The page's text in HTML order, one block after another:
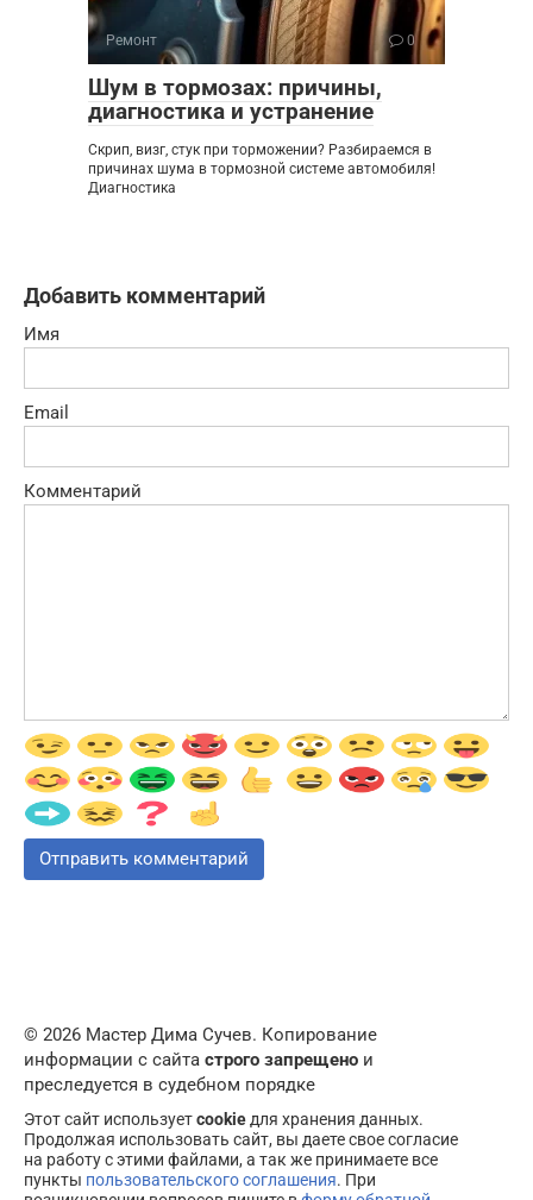
Ремонт 0
Шум в тормозах: причины,
диагностика и устранение
Скрип, визг, стук при торможении? Разбираемся в
причинах шума в тормозной системе автомобиля!
Диагностика
Добавить комментарий
Имя
Email
Комментарий
© 2026 Мастер Дима Сучев. Копирование
информации с сайта строго запрещено и
преследуется в судебном порядке
Этот сайт используетcookieдля хранения данных.
Продолжая использовать сайт, вы даете свое согласие
на работу с этими файлами, а так же принимаете все
пункты пользовательского соглашения. При